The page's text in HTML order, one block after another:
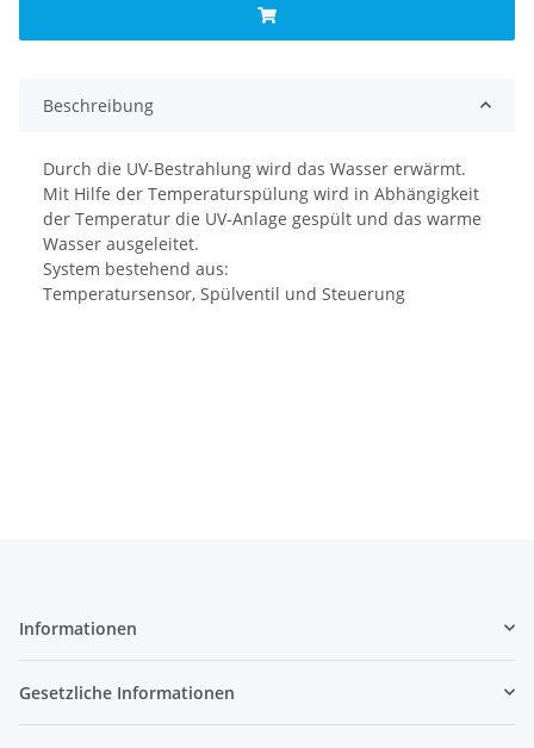
Beschreibung
Durch die UV-Bestrahlung wird das Wasser erwärmt.
Mit Hilfe der Temperaturspülung wird in Abhängigkeit
der Temperatur die UV-Anlage gespült und das warme
Wasser ausgeleitet.
System bestehend aus:
Temperatursensor, Spülventil und Steuerung
Informationen
Gesetzliche Informationen